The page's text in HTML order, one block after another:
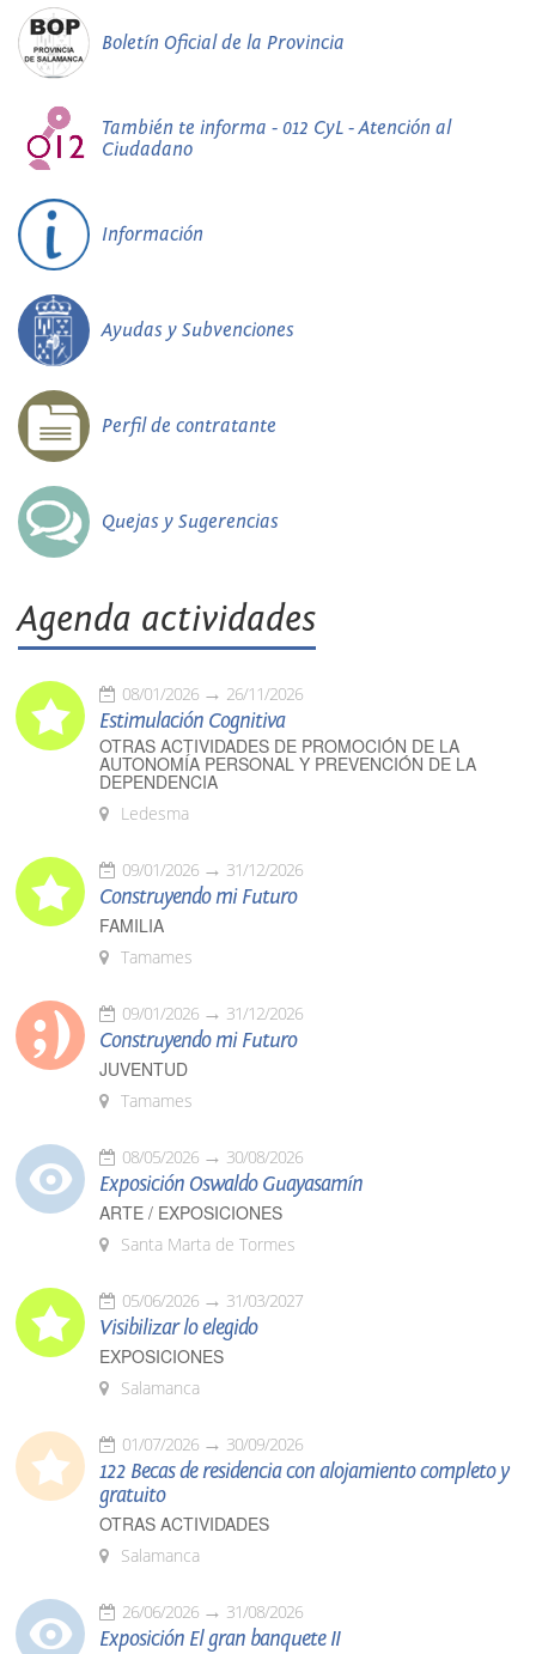
Boletín Oficial de la Provincia
También te informa - 012 CyL - Atención al
Ciudadano
Información
Ayudas y Subvenciones
Perfil de contratante
Quejas y Sugerencias
Agenda actividades
08/01/2026 26/11/2026
Estimulación Cognitiva
OTRAS ACTIVIDADES DE PROMOCIÓN DE LA
AUTONOMÍA PERSONAL Y PREVENCIÓN DE LA
DEPENDENCIA
Ledesma
09/01/2026 31/12/2026
Construyendo mi Futuro
FAMILIA
Tamames
09/01/2026 31/12/2026
Construyendo mi Futuro
JUVENTUD
Tamames
08/05/2026 30/08/2026
Exposición Oswaldo Guayasamín
ARTE / EXPOSICIONES
Santa Marta de Tormes
05/06/2026 31/03/2027
Visibilizar lo elegido
EXPOSICIONES
Salamanca
01/07/2026 30/09/2026
122 Becas de residencia con alojamiento completo y
gratuito
OTRAS ACTIVIDADES
Salamanca
26/06/2026 31/08/2026
Exposición El gran banquete II